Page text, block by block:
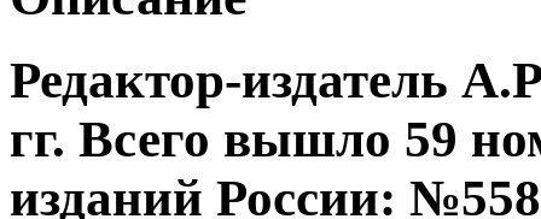
Редактор-издатель
гг. Всего вышло 59
изданий России: